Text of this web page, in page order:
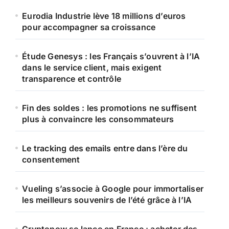
Eurodia Industrie lève 18 millions d’euros
pour accompagner sa croissance
Étude Genesys : les Français s’ouvrent à l’IA
dans le service client, mais exigent
transparence et contrôle
Fin des soldes : les promotions ne suffisent
plus à convaincre les consommateurs
Le tracking des emails entre dans l’ère du
consentement
Vueling s’associe à Google pour immortaliser
les meilleurs souvenirs de l’été grâce à l’IA